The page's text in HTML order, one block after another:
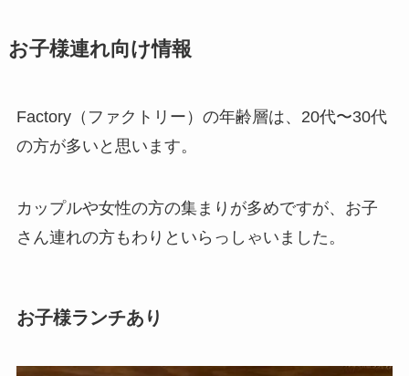
お子様連れ向け情報
Factory（ファクトリー）の年齢層は、20代〜30代
の方が多いと思います。
カップルや女性の方の集まりが多めですが、お子
さん連れの方もわりといらっしゃいました。
お子様ランチあり